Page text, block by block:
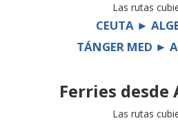
Las rutas
CEUTA ►
TÁNGER MED ►
Ferries desde
Las rutas